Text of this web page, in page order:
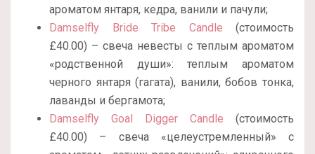
ароматом янтаря, кедра, ванили и пачули;
Damselfly Bride Tribe Candle (стоимость
£40.00) – свеча невесты с теплым ароматом
«родственной души»: теплым ароматом
черного янтаря (гагата), ванили, бобов тонка,
лаванды и бергамота;
Damselfly Goal Digger Candle (стоимость
£40.00) – свеча «целеустремленный» с